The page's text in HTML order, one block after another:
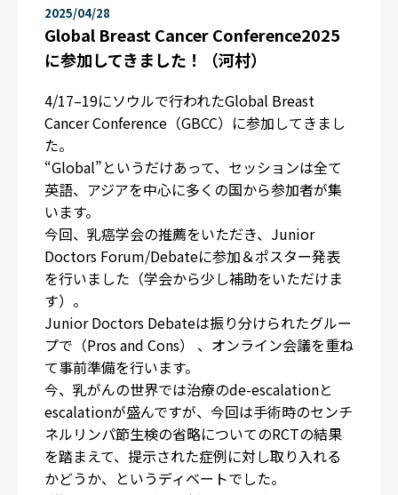
2025/04/28
Global Breast Cancer Conference2025
に参加してきました！（河村）
4/17–19にソウルで行われたGlobal Breast
Cancer Conference（GBCC）に参加してきまし
た。
“Global”というだけあって、セッションは全て
英語、アジアを中心に多くの国から参加者が集
います。
今回、乳癌学会の推薦をいただき、Junior
Doctors Forum/Debateに参加＆ポスター発表
を行いました（学会から少し補助をいただけま
す）。
Junior Doctors Debateは振り分けられたグルー
プで（Pros and Cons） 、オンライン会議を重ね
て事前準備を行います。
今、乳がんの世界では治療のde-escalationと
escalationが盛んですが、今回は手術時のセンチ
ネルリンパ節生検の省略についてのRCTの結果
を踏まえて、提示された症例に対し取り入れる
かどうか、というディベートでした。